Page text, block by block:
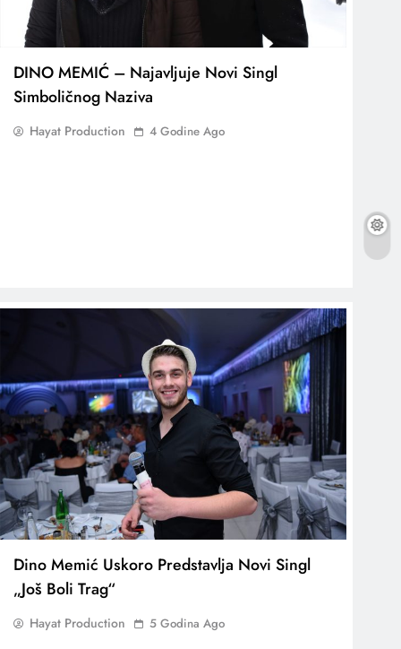
DINO MEMIĆ – Najavljuje Novi Singl
Simboličnog Naziva
Hayat Production 4 Godine Ago
Dino Memić Uskoro Predstavlja Novi Singl
„Još Boli Trag“
Hayat Production 5 Godina Ago